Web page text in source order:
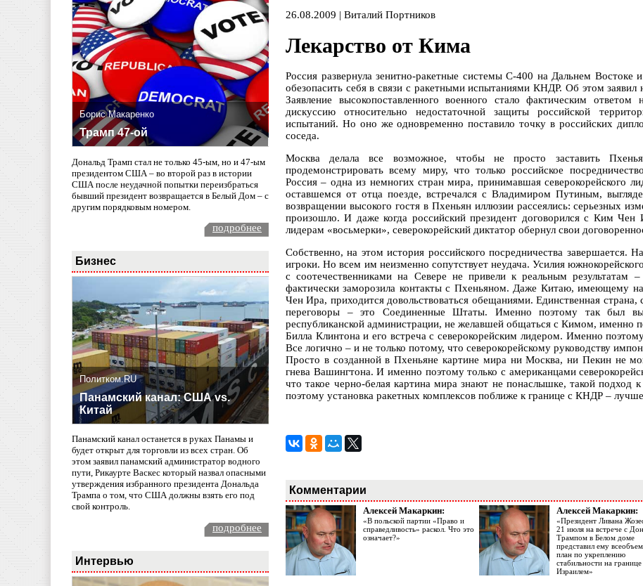
Борис Макаренко
Трамп 47-ой
Дональд Трамп стал не только 45-ым, но и 47-ым
президентом США – во второй раз в истории
США после неудачной попытки переизбраться
бывший президент возвращается в Белый Дом – с
другим порядковым номером.
подробнее
Бизнес
Политком.RU
Панамский канал: США vs.
Китай
Панамский канал останется в руках Панамы и
будет открыт для торговли из всех стран. Об
этом заявил панамский администратор водного
пути, Рикаурте Васкес который назвал опасными
утверждения избранного президента Дональда
Трампа о том, что США должны взять его под
свой контроль.
подробнее
Интервью
26.08.2009 | Виталий Портников
Лекарство от Кима
Россия развернула зенитно-ракетные системы С-400 на Дальнем Востоке
обезопасить себя в связи с ракетными испытаниями КНДР. Об этом заявил
Заявление высокопоставленного военного стало фактическим
дискуссию относительно недостаточной защиты российской
испытаний. Но оно же одновременно поставило точку в российских
соседа.
Москва делала все возможное, чтобы не просто заставить
продемонстрировать всему миру, что только российское
Россия – одна из немногих стран мира, принимавшая северокорейского
оставшемся от отца поезде, встречался с Владимиром Путиным,
возвращении высокого гостя в Пхеньян иллюзии рассеялись: серьезных
произошло. И даже когда российский президент договорился с Ким
лидерам «восьмерки», северокорейский диктатор обернул свои
Собственно, на этом история российского посредничества завершается.
игроки. Но всем им неизменно сопутствует неудача. Усилия
с соотечественниками на Севере не привели к реальным результатам
фактически заморозила контакты с Пхеньяном. Даже Китаю, имеющему
Чен Ира, приходится довольствоваться обещаниями. Единственная
переговоры – это Соединенные Штаты. Именно поэтому так был
республиканской администрации, не желавшей общаться с Кимом, именно
Билла Клинтона и его встреча с северокорейским лидером. Именно
Все логично – и не только потому, что северокорейскому руководству
Просто в созданной в Пхеньяне картине мира ни Москва, ни Пекин не
гнева Вашингтона. И именно поэтому только с американцами
что такое черно-белая картина мира знают не понаслышке, такой
поэтому установка ракетных комплексов поближе к границе с КНДР –
Комментарии
Алексей Макаркин:
«В польской партии «Право и
справедливость» раскол. Что это
означает?»
Алексей Макаркин:
«Президент Ливана
21 июля на встрече с
Трампом в Белом доме
представил ему
план по укреплению
стабильности на границе
Израилем»